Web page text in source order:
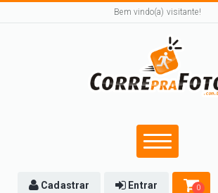
Bem vindo(a) visitante!
Cadastrar Entrar 0